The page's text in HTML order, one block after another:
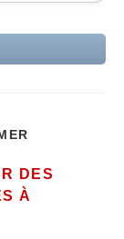
DES
À